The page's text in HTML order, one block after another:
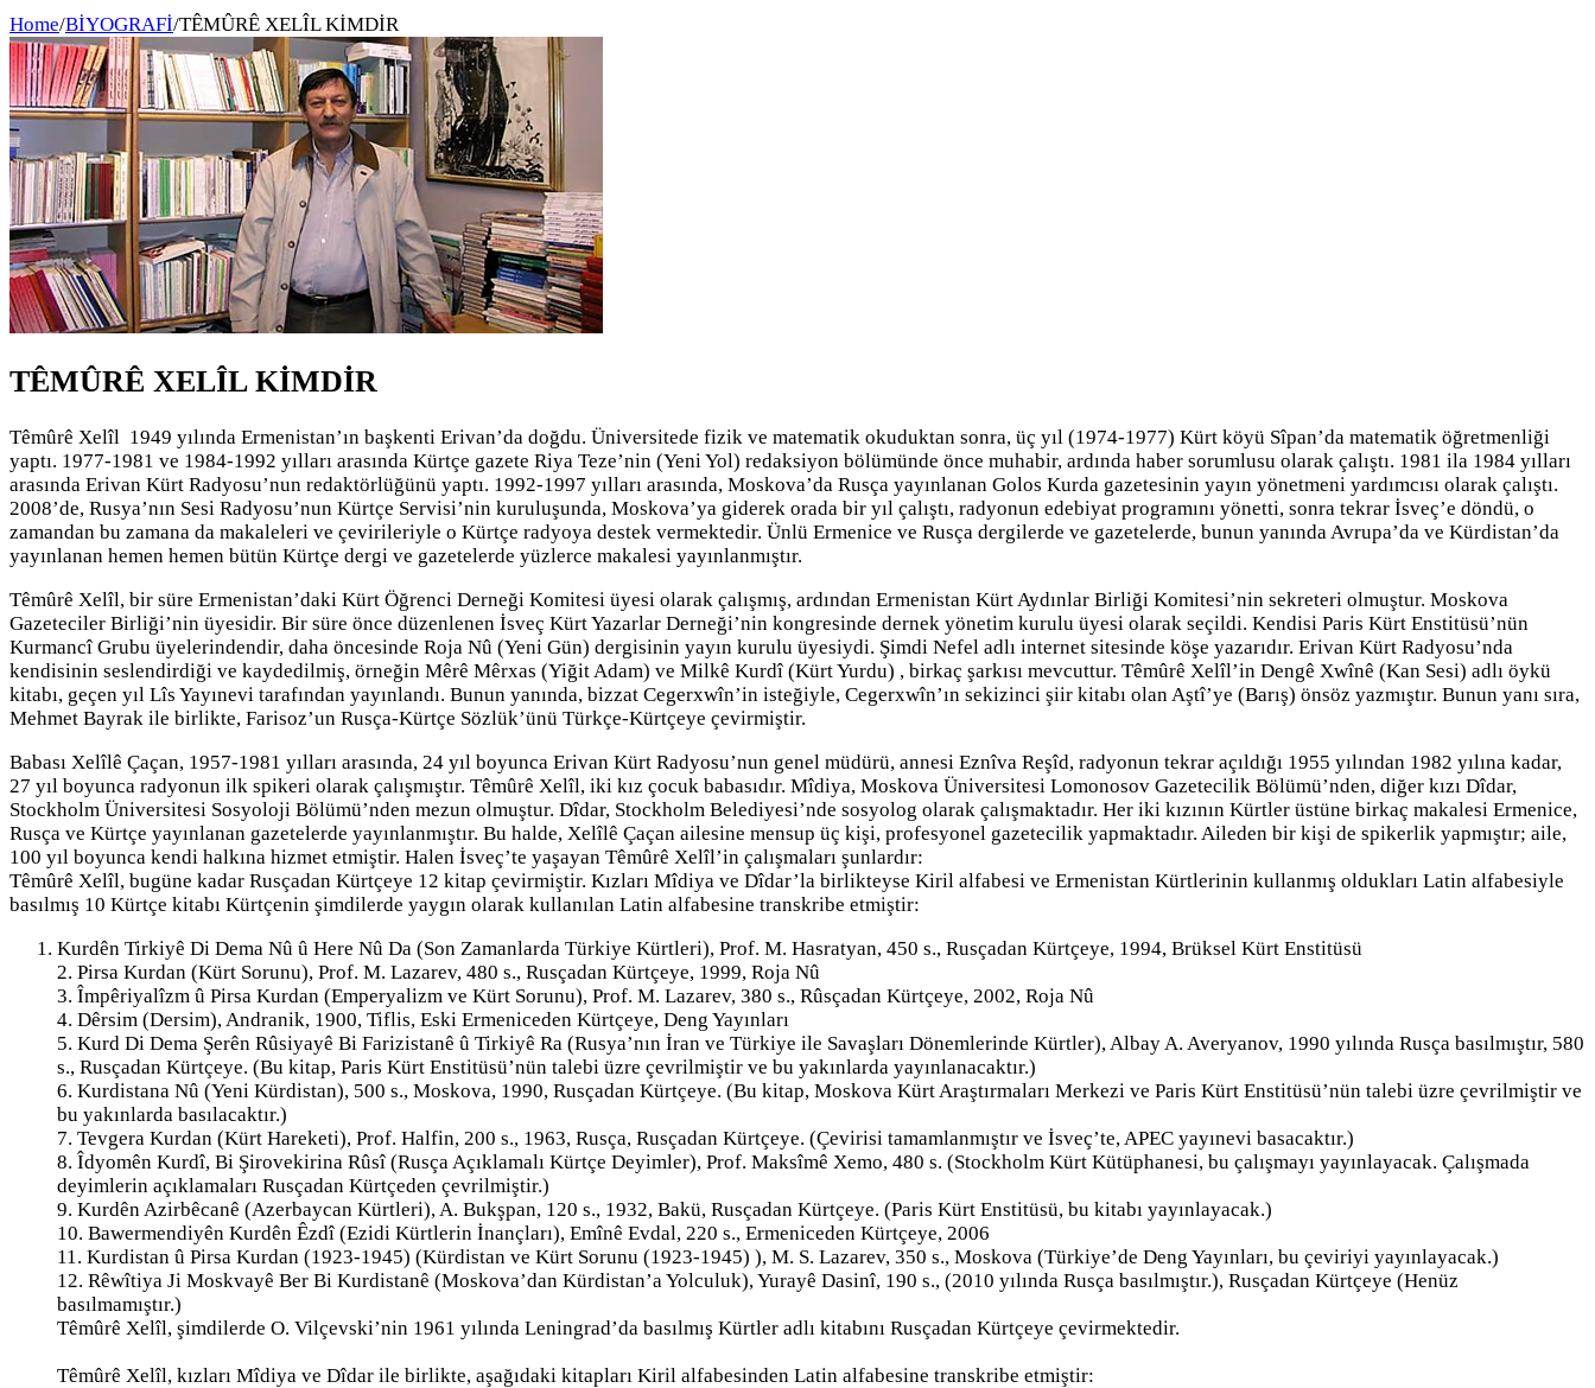
Home/BİYOGRAFİ/TÊMÛRÊ XELÎL KİMDİR
TÊMÛRÊ XELÎL KİMDİR
Têmûrê Xelîl 1949 yılında Ermenistan’ın başkenti Erivan’da doğdu. Üniversitede fizik ve matematik okuduktan sonra, üç yıl (1974-1977) Kürt köyü Sîpan’da matematik öğretmenliği
yaptı. 1977-1981 ve 1984-1992 yılları arasında Kürtçe gazete Riya Teze’nin (Yeni Yol) redaksiyon bölümünde önce muhabir, ardında haber sorumlusu olarak çalıştı. 1981 ila 1984 yılları
arasında Erivan Kürt Radyosu’nun redaktörlüğünü yaptı. 1992-1997 yılları arasında, Moskova’da Rusça yayınlanan Golos Kurda gazetesinin yayın yönetmeni yardımcısı olarak çalıştı.
2008’de, Rusya’nın Sesi Radyosu’nun Kürtçe Servisi’nin kuruluşunda, Moskova’ya giderek orada bir yıl çalıştı, radyonun edebiyat programını yönetti, sonra tekrar İsveç’e döndü, o
zamandan bu zamana da makaleleri ve çevirileriyle o Kürtçe radyoya destek vermektedir. Ünlü Ermenice ve Rusça dergilerde ve gazetelerde, bunun yanında Avrupa’da ve Kürdistan’da
yayınlanan hemen hemen bütün Kürtçe dergi ve gazetelerde yüzlerce makalesi yayınlanmıştır.
Têmûrê Xelîl, bir süre Ermenistan’daki Kürt Öğrenci Derneği Komitesi üyesi olarak çalışmış, ardından Ermenistan Kürt Aydınlar Birliği Komitesi’nin sekreteri olmuştur. Moskova
Gazeteciler Birliği’nin üyesidir. Bir süre önce düzenlenen İsveç Kürt Yazarlar Derneği’nin kongresinde dernek yönetim kurulu üyesi olarak seçildi. Kendisi Paris Kürt Enstitüsü’nün
Kurmancî Grubu üyelerindendir, daha öncesinde Roja Nû (Yeni Gün) dergisinin yayın kurulu üyesiydi. Şimdi Nefel adlı internet sitesinde köşe yazarıdır. Erivan Kürt Radyosu’nda
kendisinin seslendirdiği ve kaydedilmiş, örneğin Mêrê Mêrxas (Yiğit Adam) ve Milkê Kurdî (Kürt Yurdu) , birkaç şarkısı mevcuttur. Têmûrê Xelîl’in Dengê Xwînê (Kan Sesi) adlı öykü
kitabı, geçen yıl Lîs Yayınevi tarafından yayınlandı. Bunun yanında, bizzat Cegerxwîn’in isteğiyle, Cegerxwîn’ın sekizinci şiir kitabı olan Aştî’ye (Barış) önsöz yazmıştır. Bunun yanı sıra,
Mehmet Bayrak ile birlikte, Farisoz’un Rusça-Kürtçe Sözlük’ünü Türkçe-Kürtçeye çevirmiştir.
Babası Xelîlê Çaçan, 1957-1981 yılları arasında, 24 yıl boyunca Erivan Kürt Radyosu’nun genel müdürü, annesi Eznîva Reşîd, radyonun tekrar açıldığı 1955 yılından 1982 yılına kadar,
27 yıl boyunca radyonun ilk spikeri olarak çalışmıştır. Têmûrê Xelîl, iki kız çocuk babasıdır. Mîdiya, Moskova Üniversitesi Lomonosov Gazetecilik Bölümü’nden, diğer kızı Dîdar,
Stockholm Üniversitesi Sosyoloji Bölümü’nden mezun olmuştur. Dîdar, Stockholm Belediyesi’nde sosyolog olarak çalışmaktadır. Her iki kızının Kürtler üstüne birkaç makalesi Ermenice,
Rusça ve Kürtçe yayınlanan gazetelerde yayınlanmıştır. Bu halde, Xelîlê Çaçan ailesine mensup üç kişi, profesyonel gazetecilik yapmaktadır. Aileden bir kişi de spikerlik yapmıştır; aile,
100 yıl boyunca kendi halkına hizmet etmiştir. Halen İsveç’te yaşayan Têmûrê Xelîl’in çalışmaları şunlardır:
Têmûrê Xelîl, bugüne kadar Rusçadan Kürtçeye 12 kitap çevirmiştir. Kızları Mîdiya ve Dîdar’la birlikteyse Kiril alfabesi ve Ermenistan Kürtlerinin kullanmış oldukları Latin alfabesiyle
basılmış 10 Kürtçe kitabı Kürtçenin şimdilerde yaygın olarak kullanılan Latin alfabesine transkribe etmiştir:
Kurdên Tirkiyê Di Dema Nû û Here Nû Da (Son Zamanlarda Türkiye Kürtleri), Prof. M. Hasratyan, 450 s., Rusçadan Kürtçeye, 1994, Brüksel Kürt Enstitüsü
2. Pirsa Kurdan (Kürt Sorunu), Prof. M. Lazarev, 480 s., Rusçadan Kürtçeye, 1999, Roja Nû
3. Împêriyalîzm û Pirsa Kurdan (Emperyalizm ve Kürt Sorunu), Prof. M. Lazarev, 380 s., Rûsçadan Kürtçeye, 2002, Roja Nû
4. Dêrsim (Dersim), Andranik, 1900, Tiflis, Eski Ermeniceden Kürtçeye, Deng Yayınları
5. Kurd Di Dema Şerên Rûsiyayê Bi Farizistanê û Tirkiyê Ra (Rusya’nın İran ve Türkiye ile Savaşları Dönemlerinde Kürtler), Albay A. Averyanov, 1990 yılında Rusça basılmıştır, 580
s., Rusçadan Kürtçeye. (Bu kitap, Paris Kürt Enstitüsü’nün talebi üzre çevrilmiştir ve bu yakınlarda yayınlanacaktır.)
6. Kurdistana Nû (Yeni Kürdistan), 500 s., Moskova, 1990, Rusçadan Kürtçeye. (Bu kitap, Moskova Kürt Araştırmaları Merkezi ve Paris Kürt Enstitüsü’nün talebi üzre çevrilmiştir ve
bu yakınlarda basılacaktır.)
7. Tevgera Kurdan (Kürt Hareketi), Prof. Halfin, 200 s., 1963, Rusça, Rusçadan Kürtçeye. (Çevirisi tamamlanmıştır ve İsveç’te, APEC yayınevi basacaktır.)
8. Îdyomên Kurdî, Bi Şirovekirina Rûsî (Rusça Açıklamalı Kürtçe Deyimler), Prof. Maksîmê Xemo, 480 s. (Stockholm Kürt Kütüphanesi, bu çalışmayı yayınlayacak. Çalışmada
deyimlerin açıklamaları Rusçadan Kürtçeden çevrilmiştir.)
9. Kurdên Azirbêcanê (Azerbaycan Kürtleri), A. Bukşpan, 120 s., 1932, Bakü, Rusçadan Kürtçeye. (Paris Kürt Enstitüsü, bu kitabı yayınlayacak.)
10. Bawermendiyên Kurdên Êzdî (Ezidi Kürtlerin İnançları), Emînê Evdal, 220 s., Ermeniceden Kürtçeye, 2006
11. Kurdistan û Pirsa Kurdan (1923-1945) (Kürdistan ve Kürt Sorunu (1923-1945) ), M. S. Lazarev, 350 s., Moskova (Türkiye’de Deng Yayınları, bu çeviriyi yayınlayacak.)
12. Rêwîtiya Ji Moskvayê Ber Bi Kurdistanê (Moskova’dan Kürdistan’a Yolculuk), Yurayê Dasinî, 190 s., (2010 yılında Rusça basılmıştır.), Rusçadan Kürtçeye (Henüz
basılmamıştır.)
Têmûrê Xelîl, şimdilerde O. Vilçevski’nin 1961 yılında Leningrad’da basılmış Kürtler adlı kitabını Rusçadan Kürtçeye çevirmektedir.
Têmûrê Xelîl, kızları Mîdiya ve Dîdar ile birlikte, aşağıdaki kitapları Kiril alfabesinden Latin alfabesine transkribe etmiştir: